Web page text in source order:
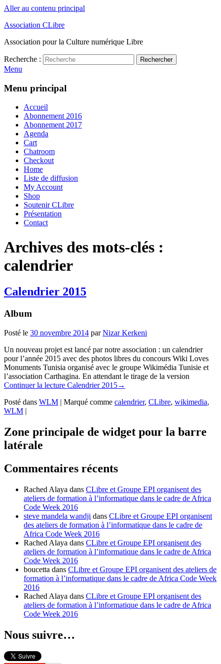
Aller au contenu principal
Association CLibre
Association pour la Culture numérique Libre
Recherche : Rechercher
Menu
Menu principal
Accueil
Abonnement 2016
Abonnement 2017
Agenda
Cart
Chatroom
Checkout
Home
Liste de diffusion
My Account
Shop
Soutenir CLibre
Présentation
Contact
Archives des mots-clés :
calendrier
Calendrier 2015
Album
Posté le 30 novembre 2014 parNizar Kerkeni
Un nouveau projet est lancé par notre association : un calendrier
pour l’année 2015 avec des photos libres du concours Wiki Loves
Monuments Tunisia organisé avec le groupe Wikimédia Tunisie et
l’association Carthagina. En attendant le tirage de la version
Continuer la lecture Calendrier 2015→
Posté dans WLM | Marqué comme calendrier, CLibre, wikimedia,
WLM |
Zone principale de widget pour la barre
latérale
Commentaires récents
Rached Alaya dans CLibre et Groupe EPI organisent des
ateliers de formation à l’informatique dans le cadre de Africa
Code Week 2016
steve mandela wandji dans CLibre et Groupe EPI organisent
des ateliers de formation à l’informatique dans le cadre de
Africa Code Week 2016
Rached Alaya dans CLibre et Groupe EPI organisent des
ateliers de formation à l’informatique dans le cadre de Africa
Code Week 2016
boucetta dans CLibre et Groupe EPI organisent des ateliers de
formation à l’informatique dans le cadre de Africa Code Week
2016
Rached Alaya dans CLibre et Groupe EPI organisent des
ateliers de formation à l’informatique dans le cadre de Africa
Code Week 2016
Nous suivre…